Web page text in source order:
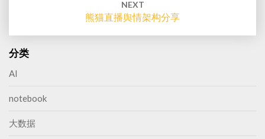
NEXT
熊猫直播舆情架构分享
分类
AI
notebook
大数据